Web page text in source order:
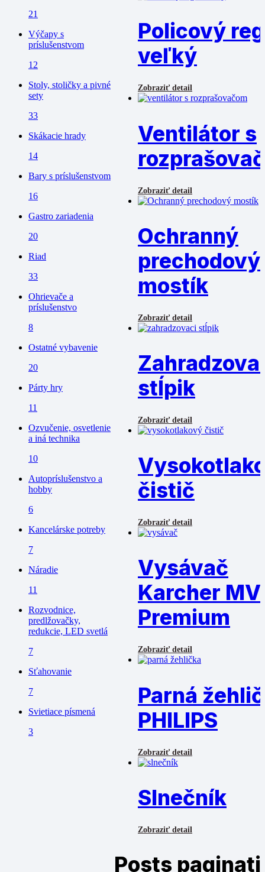
21
Výčapy s
príslušenstvom
12
Stoly, stoličky a pivné
sety
33
Skákacie hrady
14
Bary s príslušenstvom
16
Gastro zariadenia
20
Riad
33
Ohrievače a
príslušenstvo
8
Ostatné vybavenie
20
Párty hry
11
Ozvučenie, osvetlenie
a iná technika
10
Autopríslušenstvo a
hobby
6
Kancelárske potreby
7
Náradie
11
Rozvodnice,
predlžovačky,
redukcie, LED svetlá
7
Sťahovanie
7
Svietiace písmená
3
Policový
veľký
Zobraziť detail
Ventilátor s
Zobraziť detail
Ochranný
prechodový
mostík
Zobraziť detail
stĺpik
Zobraziť detail
čistič
Zobraziť detail
Vysávač
Karcher
Premium
Zobraziť detail
Parná
PHILIPS
Zobraziť detail
Slnečník
Zobraziť detail
Posts